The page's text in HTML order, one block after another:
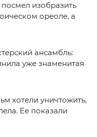
изобразить
ореоле, а
ансамбль:
уже знаменитая
хотели уничтожить,
Ее показали